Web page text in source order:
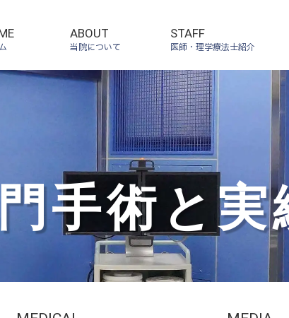
ム
ABOUT
当院について
STAFF
医師・理学療法士紹介
手術と実